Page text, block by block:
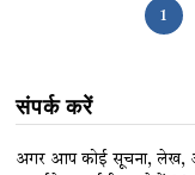
1
संपर्क करें
अगर आप कोई सूचना, लेख,